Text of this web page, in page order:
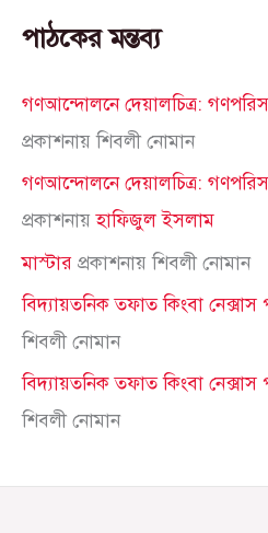
পাঠকের মন্তব্য
গণআন্দোলনে দেয়ালচিত্র:
প্রকাশনায়শিবলী নোমান
গণআন্দোলনে দেয়ালচিত্র:
প্রকাশনায়হাফিজুল ইসলাম
মাস্টার প্রকাশনায়শিবলী নোমান
বিদ্যায়তনিক তফাত কিংবা নেক্সাস
শিবলী নোমান
বিদ্যায়তনিক তফাত কিংবা নেক্সাস
শিবলী নোমান